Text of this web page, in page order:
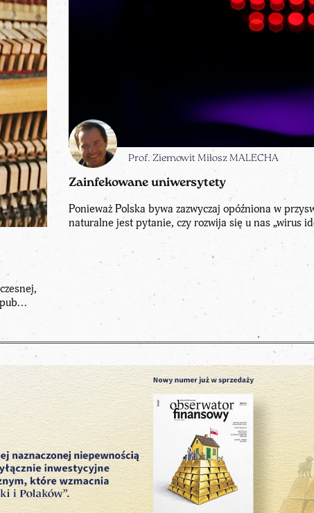
Prof. Ziemowit Miłosz MALECHA
Zainfekowane uniwersytety
Ponieważ Polska bywa zazwyczaj opóźniona w
naturalne jest pytanie, czy rozwija się u nas „wirus